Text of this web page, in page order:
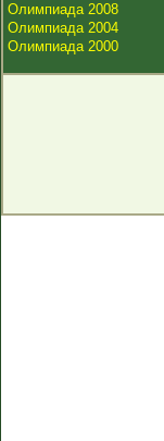
Олимпиада 2008
Олимпиада 2004
Олимпиада 2000